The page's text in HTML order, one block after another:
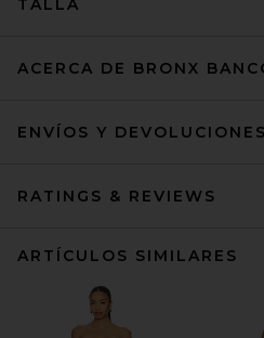
TALLA
ACERCA DE BRONX
ENVÍOS Y
RATINGS & REVIEWS
ARTÍCULOS SIMILARES